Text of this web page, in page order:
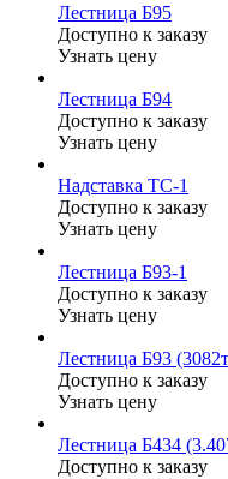
Лестница Б95
Доступно к заказу
Узнать цену
Лестница Б94
Доступно к заказу
Узнать цену
Надставка ТС-1
Доступно к заказу
Узнать цену
Лестница Б93-1
Доступно к заказу
Узнать цену
Лестница Б93
Доступно к заказу
Узнать цену
Лестница Б434
Доступно к заказу